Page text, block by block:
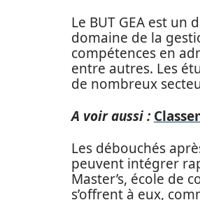
Le BUT GEA est
domaine de la
compétences en
entre autres. Les
de nombreux
A voir aussi :
Les débouchés
peuvent intégrer
Master’s, école de
s’offrent à eux,